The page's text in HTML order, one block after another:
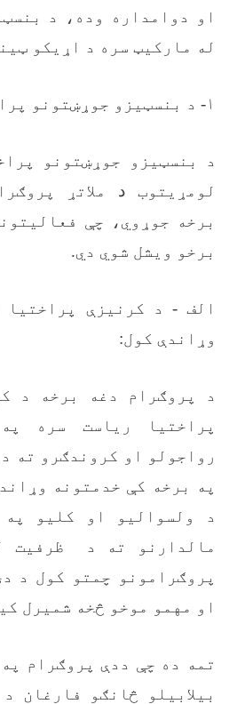
او دوامداره وده، د
له مارکيټ سره د اړیکو
۱- د بنسټیزو جوړښتونو
د بنسټیزو جوړښتونو
لومړیتوب د ملاتړ
برخه جوړوي، چې
برخو ویشل شوي دي.
الف - د کرنیزې پراختیا
وړاندې کول:
د پروګرام دغه برخه د
پراختیا ریاست سره
رواجولو او کروندګرو ته
په برخه کې خدمتونه
د ولسوالیو او کلیو
مالدارنو ته د ظرفیت
پروګرامونو چمتو کول د
او مهمو موخو څخه شمیرل
تمه ده چې ددې پروګرام
بیلابیلو څانګو فارغان